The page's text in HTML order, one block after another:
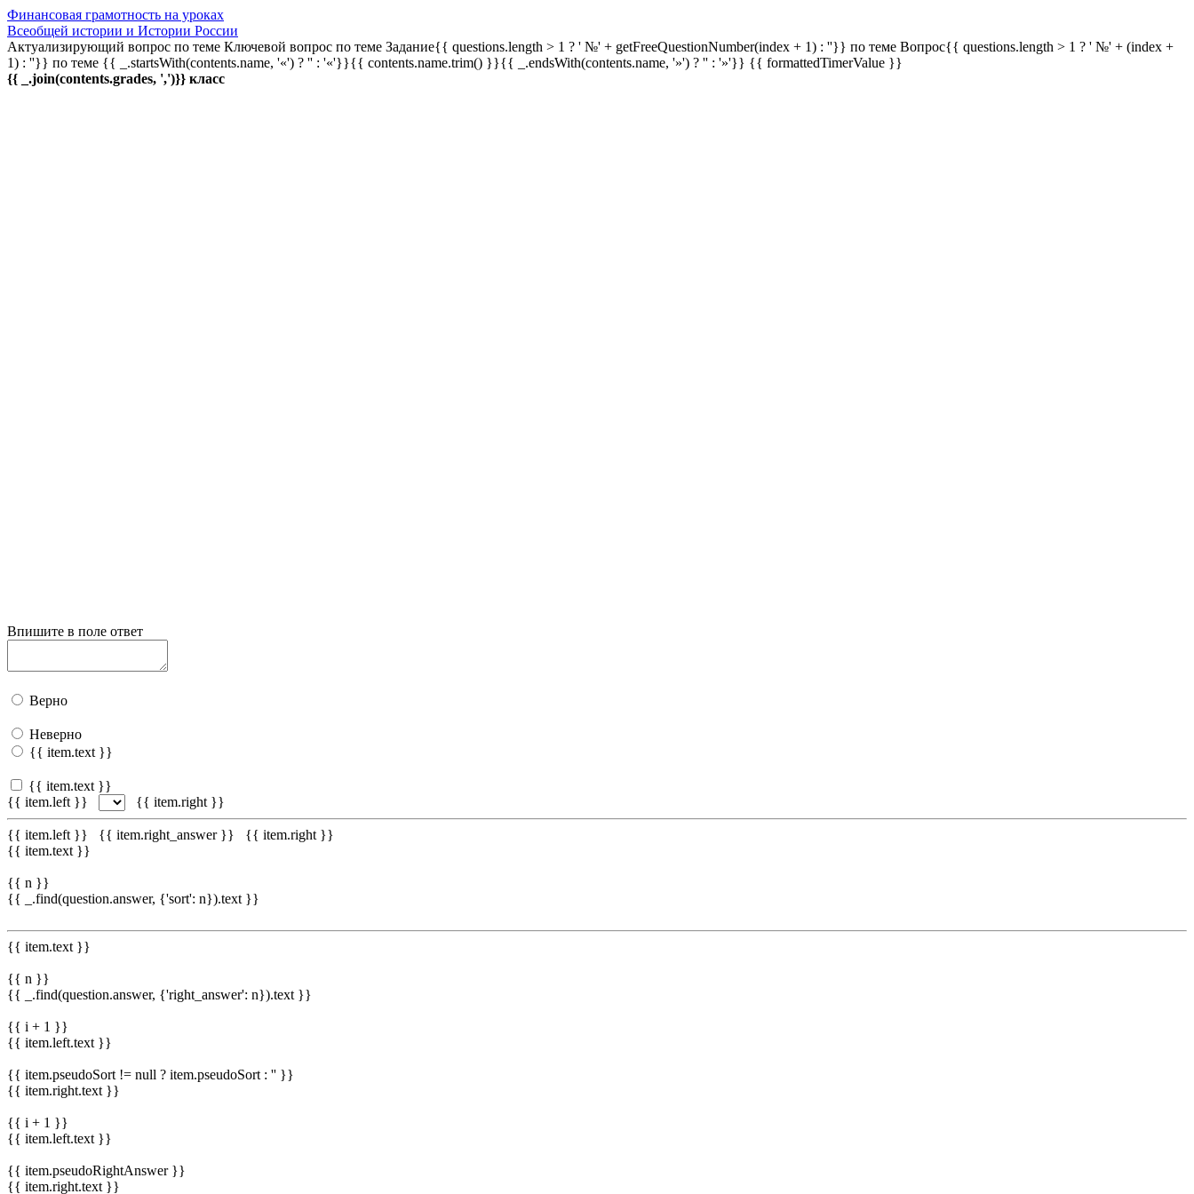
Финансовая грамотность на уроках
Всеобщей истории и Истории России
Актуализирующий вопрос по теме Ключевой вопрос по теме Задание{{ questions.length > 1 ? ' №' + getFreeQuestionNumber(index + 1) : ''}} по теме Вопрос{{ questions.length > 1 ? ' №' + (index +
1) : ''}} по теме {{ _.startsWith(contents.name, '«') ? '' : '«'}}{{ contents.name.trim() }}{{ _.endsWith(contents.name, '»') ? '' : '»'}} {{ formattedTimerValue }}
{{ _.join(contents.grades, ',')}} класс
Впишите в поле ответ
Верно
Неверно
{{ item.text }}
{{ item.text }}
{{ item.left }}
{{ item.right }}
{{ item.left }} {{ item.right_answer }}
{{ item.right }}
{{ item.text }}
{{ n }}
{{ _.find(question.answer, {'sort': n}).text }}
{{ item.text }}
{{ n }}
{{ _.find(question.answer, {'right_answer': n}).text }}
{{ i + 1 }}
{{ item.left.text }}
{{ item.pseudoSort != null ? item.pseudoSort : '' }}
{{ item.right.text }}
{{ i + 1 }}
{{ item.left.text }}
{{ item.pseudoRightAnswer }}
{{ item.right.text }}